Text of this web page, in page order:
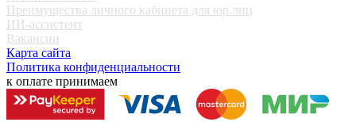
Преимущества личного кабинета для юр.лиц
ИИ-ассистент
Вакансии
Карта сайта
Политика конфиденциальности
к оплате принимаем